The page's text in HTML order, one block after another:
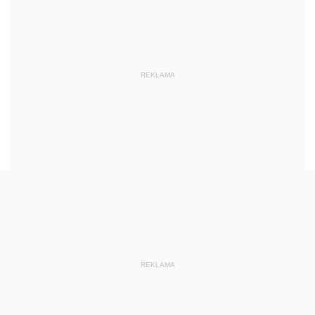
REKLAMA
REKLAMA